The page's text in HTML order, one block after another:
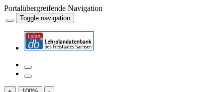
Portalübergreifende Navigation
Toggle navigation